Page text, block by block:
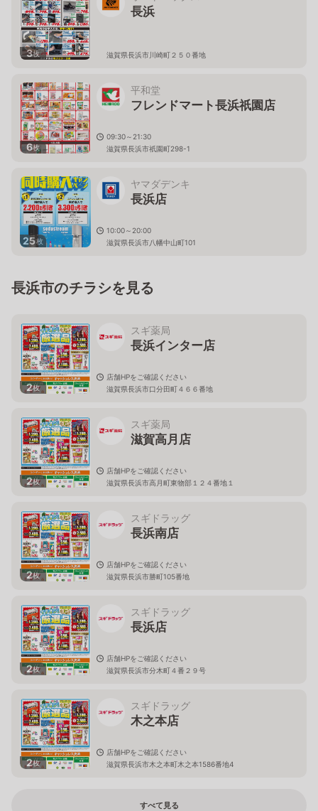
3枚
長浜
滋賀県長浜市川崎町２５０番地
6枚
平和堂
フレンドマート長浜祇園店
09:30～21:30
滋賀県長浜市祇園町298-1
25枚
ヤマダデンキ
長浜店
10:00～20:00
滋賀県長浜市八幡中山町101
長浜市のチラシを見る
2枚
スギ薬局
長浜インター店
店舗HPをご確認ください
滋賀県長浜市口分田町４６６番地
2枚
スギ薬局
滋賀高月店
店舗HPをご確認ください
滋賀県長浜市高月町東物部１２４番地１
2枚
スギドラッグ
長浜南店
店舗HPをご確認ください
滋賀県長浜市勝町105番地
2枚
スギドラッグ
長浜店
店舗HPをご確認ください
滋賀県長浜市分木町４番２９号
2枚
スギドラッグ
木之本店
店舗HPをご確認ください
滋賀県長浜市木之本町木之本1586番地4
すべて見る